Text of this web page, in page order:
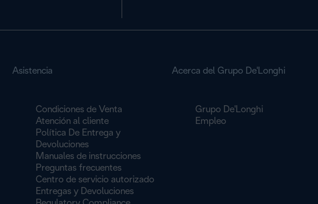
Asistencia
Condiciones de Venta
Atención al cliente
Política De Entrega y
Devoluciones
Manuales de instrucciones
Preguntas frecuentes
Centro de servicio autorizado
Entregas y Devoluciones
Acerca del Grupo De'Longhi
Grupo De'Longhi
Empleo